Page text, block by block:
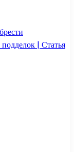
| Статья